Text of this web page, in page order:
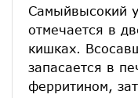
Самыйвысокий
отмечается в
кишках.
запасается в
ферритином,